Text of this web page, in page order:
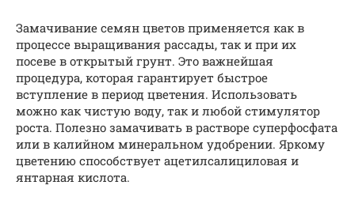
Замачивание семян цветов применяется как в
процессе выращивания рассады, так и при их
посеве в открытый грунт. Это важнейшая
процедура, которая гарантирует быстрое
вступление в период цветения. Использовать
можно как чистую воду, так и любой стимулятор
роста. Полезно замачивать в растворе суперфосфата
или в калийном минеральном удобрении. Яркому
цветению способствует ацетилсалициловая и
янтарная кислота.